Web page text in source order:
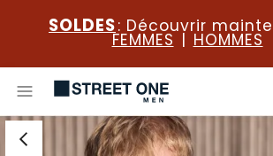
SOLDES: Découvrir
FEMMES | HOMMES